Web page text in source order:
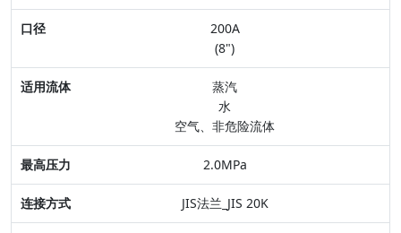
口径
适用流体
最高压力
阀体材质
特点
200A
(8")
蒸汽
水
空气、非危险流体
2.0MPa
JIS法兰_JIS 20K